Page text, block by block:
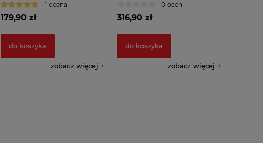
1 ocena
179,90 zł
do koszyka
zobacz więcej
0 ocen
316,90 zł
do koszyka
zobacz więcej